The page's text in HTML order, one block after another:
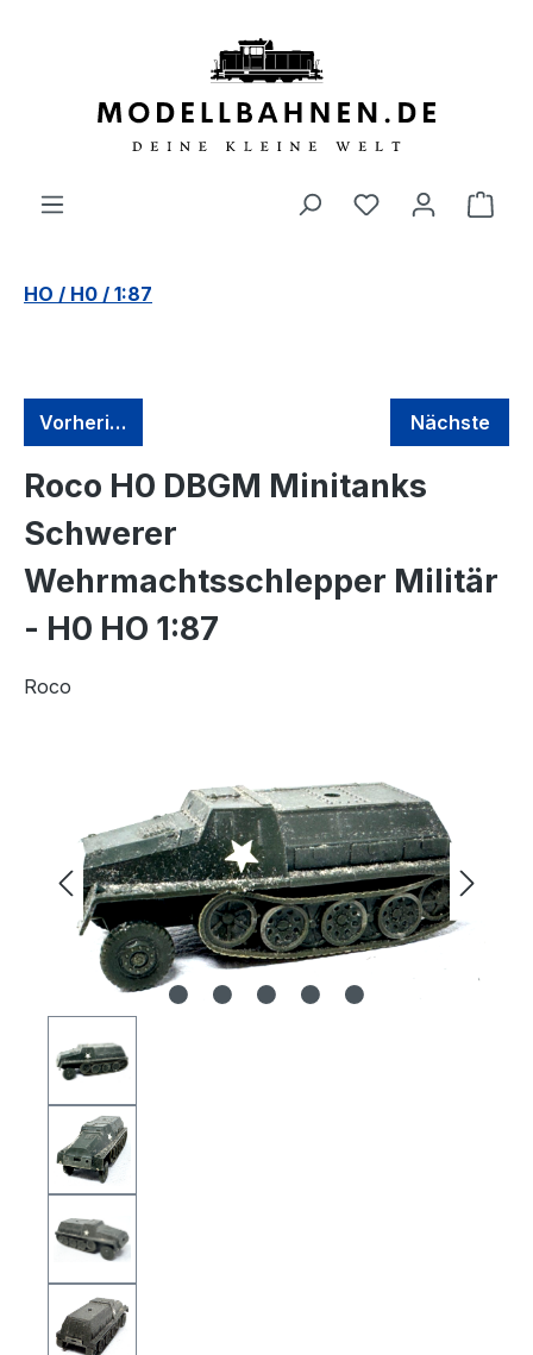
HO / H0 / 1:87
Vorherige Nächste
Roco H0 DBGM Minitanks
Schwerer
Wehrmachtsschlepper Militär
- H0 HO 1:87
Roco